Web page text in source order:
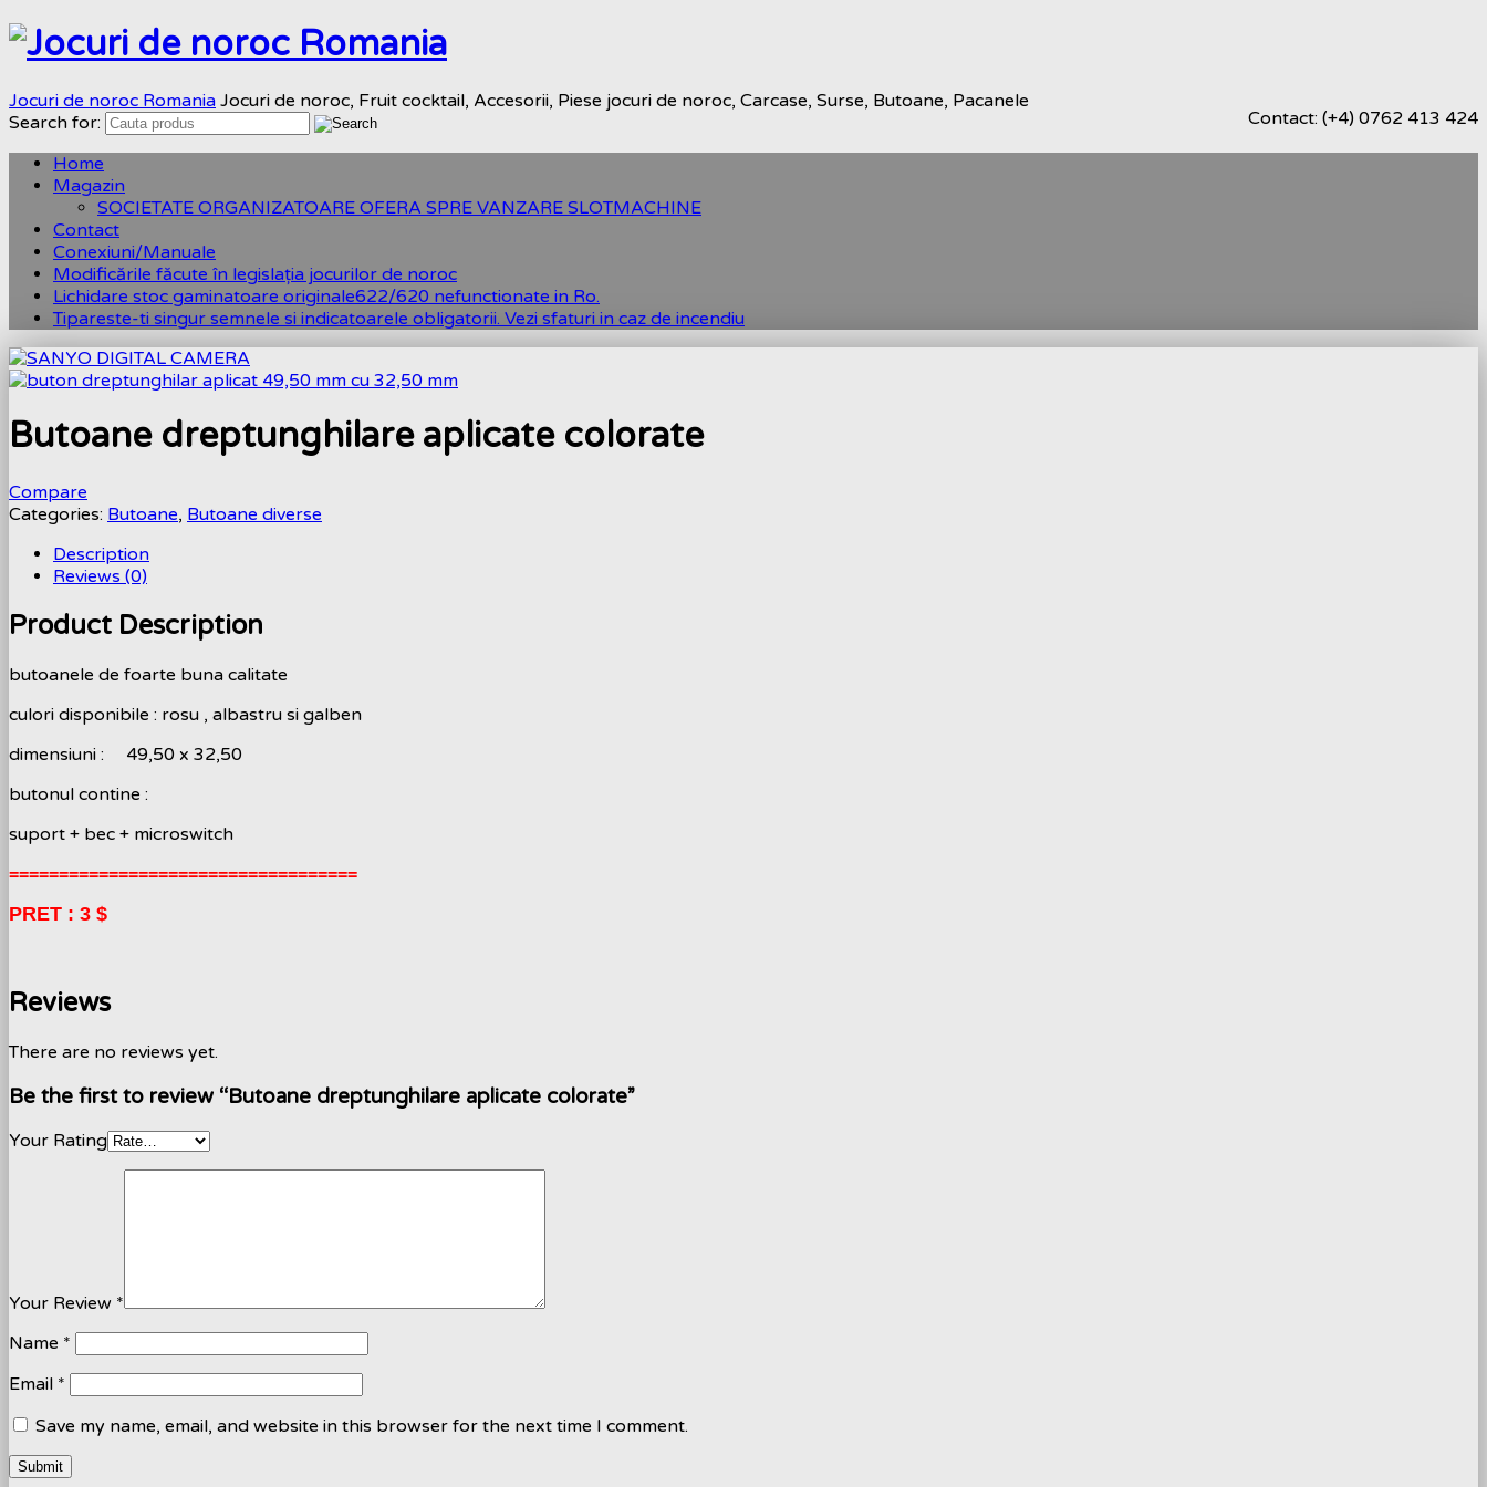
Contact: (+4) 0762 413 424
Jocuri de noroc Romania Jocuri de noroc, Fruit cocktail, Accesorii, Piese jocuri de noroc, Carcase, Surse, Butoane, Pacanele
Search for:
Home
Magazin
SOCIETATE ORGANIZATOARE OFERA SPRE VANZARE SLOTMACHINE
Contact
Conexiuni/Manuale
Modificările făcute în legislația jocurilor de noroc
Lichidare stoc gaminatoare originale622/620 nefunctionate in Ro.
Tipareste-ti singur semnele si indicatoarele obligatorii. Vezi sfaturi in caz de incendiu
Butoane dreptunghilare aplicate colorate
Compare
Categories: Butoane, Butoane diverse
Description
Reviews (0)
Product Description
butoanele de foarte buna calitate
culori disponibile : rosu , albastru si galben
dimensiuni : 49,50 x 32,50
butonul contine :
suport + bec + microswitch
===================================
PRET : 3 $
Reviews
There are no reviews yet.
Be the first to review “Butoane dreptunghilare aplicate colorate”
Your Rating
Your Review *
Name *
Email *
Save my name, email, and website in this browser for the next time I comment.